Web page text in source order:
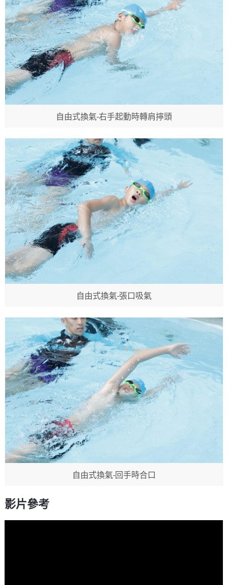
自由式換氣-右手起動時轉肩擰頭
自由式換氣-張口吸氣
自由式換氣-回手時合口
影片參考